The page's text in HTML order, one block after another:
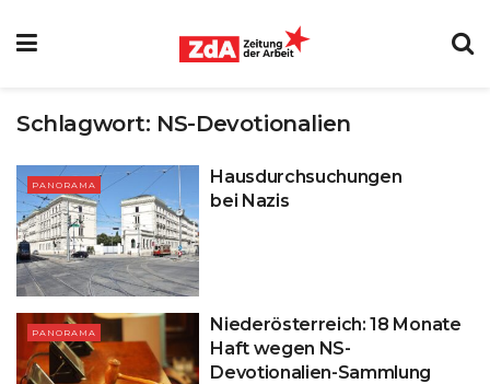
Schlagwort: NS-Devotionalien
PANORAMA
Hausdurchsuchungen
bei Nazis
PANORAMA
Niederösterreich: 18 Monate
Haft wegen NS-
Devotionalien-Sammlung